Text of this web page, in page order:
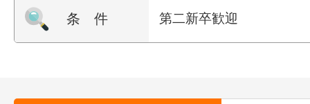
条 件 第二新卒歓迎